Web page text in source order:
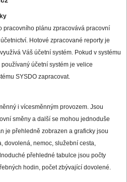
pracovního plánu zpracovává pracovní
Hotové zpracované reporty je
Váš účetní systém. Pokud v systému
účetní systém je velice
SYSDO zapracovat.
i vícesměnným provozem. Jsou
směny a další se mohou jednoduše
je přehledně zobrazen a graficky jsou
dovolená, nemoc, služební cesta,
přehledné tabulce jsou počty
hodin, počet zbývající dovolené.